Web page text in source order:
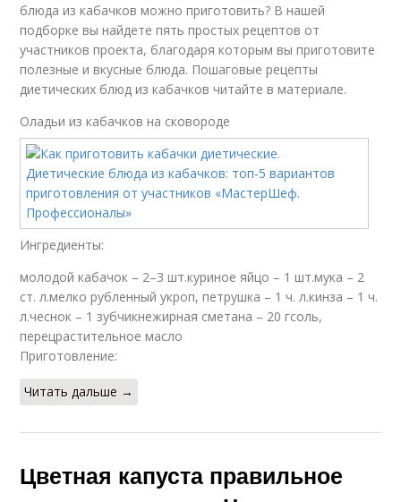
блюда из кабачков можно приготовить? В нашей
подборке вы найдете пять простых рецептов от
участников проекта, благодаря которым вы приготовите
полезные и вкусные блюда. Пошаговые рецепты
диетических блюд из кабачков читайте в материале.
Оладьи из кабачков на сковороде
Ингредиенты:
молодой кабачок – 2–3 шт.куриное яйцо – 1 шт.мука – 2
ст. л.мелко рубленный укроп, петрушка – 1 ч. л.кинза – 1 ч.
л.чеснок – 1 зубчикнежирная сметана – 20 гсоль,
перецрастительное масло
Приготовление:
Читать дальше →
Цветная капуста правильное